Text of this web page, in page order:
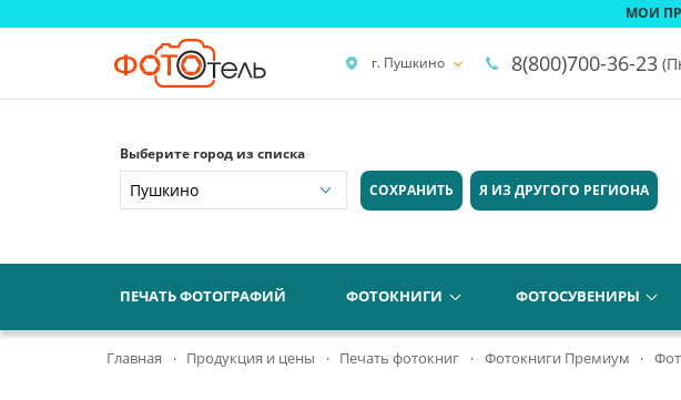
МОИ
г. Пушкино 8(800)700-36-23
Выберите город из списка
СОХРАНИТЬ
Я ИЗ ДРУГОГО РЕГИОНА
ПЕЧАТЬ ФОТОГРАФИЙ ФОТОКНИГИ ФОТОСУВЕНИРЫ
Главная Продукция и цены Печать фотокниг Фотокниги Премиум